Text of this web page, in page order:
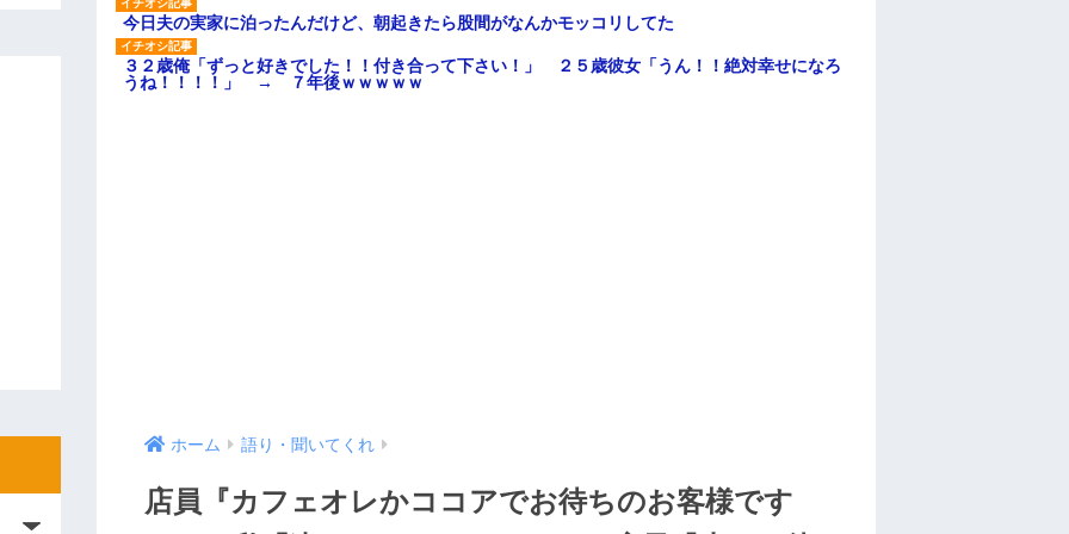
今日夫の実家に泊ったんだけど、朝起きたら股間がなんかモッコリしてた
３２歳俺「ずっと好きでした！！付き合って下さい！」 ２５歳彼女「うん！！絶対幸せになろ
うね！！！！」 → ７年後ｗｗｗｗｗ
ホーム 語り・聞いてくれ
店員『カフェオレかココアでお待ちのお客様です